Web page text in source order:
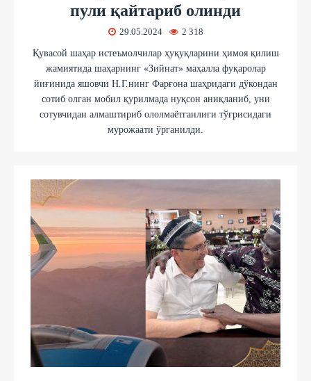
пули қайтариб олинди
29.05.2024 2 318
Қувасой шаҳар истеъмолчилар ҳуқуқларини ҳимоя қилиш
жамиятида шаҳарнинг «Зийнат» маҳалла фуқаролар
йиғинида яшовчи Н.Г.нинг Фарғона шаҳридаги дўкондан
сотиб олган мобил қурилмада нуқсон аниқланиб, уни
сотувчидан алмаштириб ололмаётганлиги тўғрисидаги
мурожаати ўрганилди.